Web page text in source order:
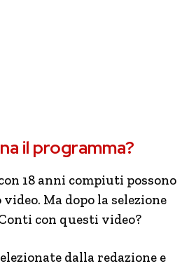
il programma?
18 anni compiuti possono
Ma dopo la selezione
con questi video?
dalla redazione e